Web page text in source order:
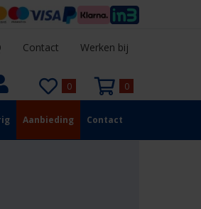
Contact Werken bij
0 0
Aanbieding Contact